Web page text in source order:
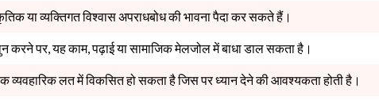
या व्यक्तिगत विश्वास अपराधबोध की भावना पैदा कर सकते हैं।
करने पर, यह काम, पढ़ाई या सामाजिक मेलजोल में बाधा डाल सकता है।
व्यवहारिक लत में विकसित हो सकता है जिस पर ध्यान देने की आवश्यकता होती है।